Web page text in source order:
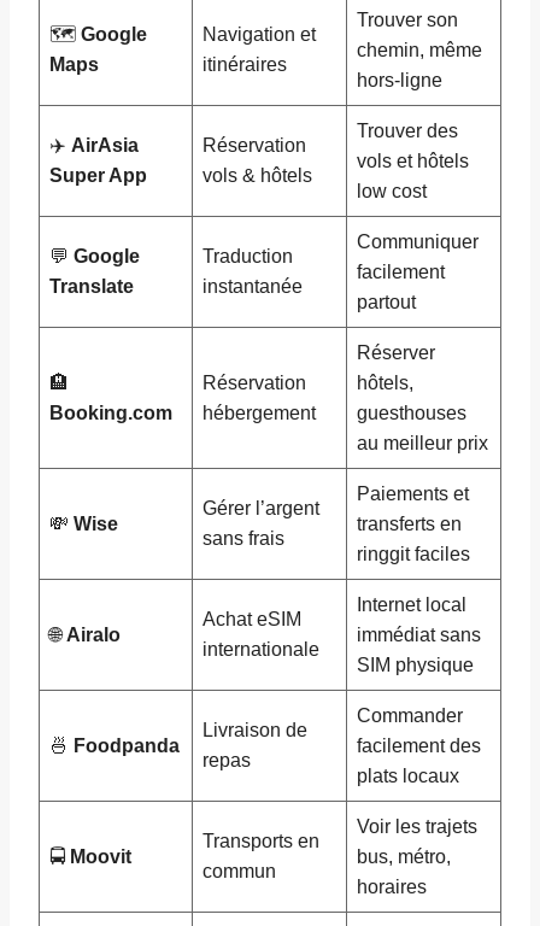
🗺️ Google
Maps
Navigation et
itinéraires
Trouver son
chemin, même
hors-ligne
✈️ AirAsia
Super App
Réservation
vols & hôtels
Trouver des
vols et hôtels
low cost
💬 Google
Translate
Traduction
instantanée
Communiquer
facilement
partout
🏨
Booking.com
Réservation
hébergement
Réserver
hôtels,
guesthouses
au meilleur prix
💸 Wise
Gérer l’argent
sans frais
Paiements et
transferts en
ringgit faciles
🌐Airalo
Achat eSIM
internationale
Internet local
immédiat sans
SIM physique
🍜 Foodpanda
Livraison de
repas
Commander
facilement des
plats locaux
🚍 Moovit
Transports en
commun
Voir les trajets
bus, métro,
horaires